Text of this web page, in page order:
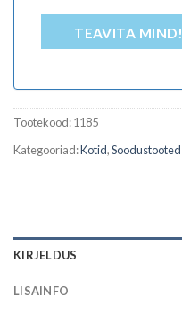
TEAVITA MIND!
Tootekood:1185
Kategooriad:Kotid,Soodustooted
KIRJELDUS
LISAINFO